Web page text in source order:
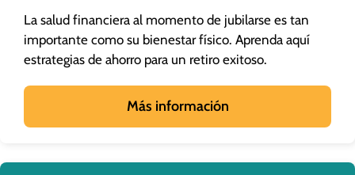
La salud financiera al momento de jubilarse es tan
importante como su bienestar físico. Aprenda aquí
estrategias de ahorro para un retiro exitoso.
Más información